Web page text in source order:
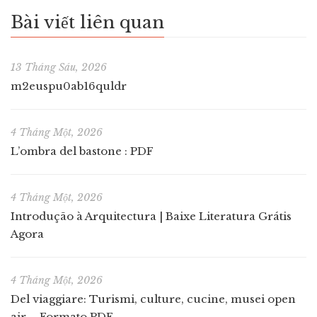
Bài viết liên quan
13 Tháng Sáu, 2026
m2euspu0ab16quldr
4 Tháng Một, 2026
L’ombra del bastone : PDF
4 Tháng Một, 2026
Introdução à Arquitectura | Baixe Literatura Grátis
Agora
4 Tháng Một, 2026
Del viaggiare: Turismi, culture, cucine, musei open